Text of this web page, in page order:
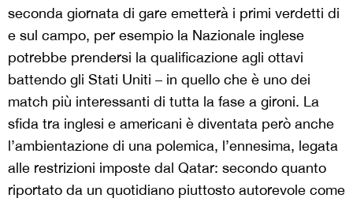
seconda giornata di gare emetterà i primi verdetti di
e sul campo, per esempio la Nazionale inglese
potrebbe prendersi la qualificazione agli ottavi
battendo gli Stati Uniti – in quello che è uno dei
match più interessanti di tutta la fase a gironi. La
sfida tra inglesi e americani è diventata però anche
l’ambientazione di una polemica, l’ennesima, legata
alle restrizioni imposte dal Qatar: secondo quanto
riportato da un quotidiano piuttosto autorevole come